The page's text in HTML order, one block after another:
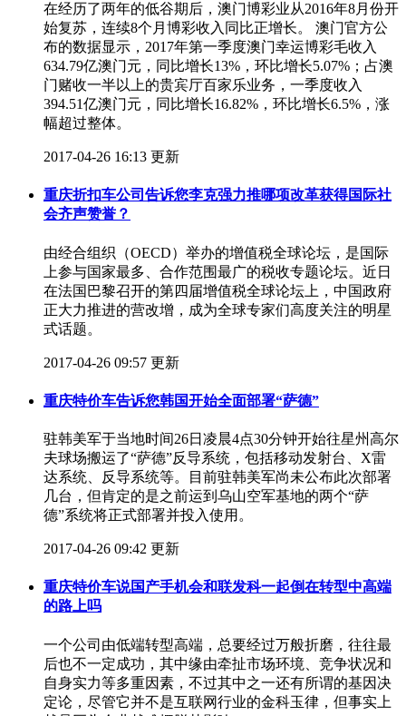
在经历了两年的低谷期后，澳门博彩业从2016年8月份开
始复苏，连续8个月博彩收入同比正增长。 澳门官方公
布的数据显示，2017年第一季度澳门幸运博彩毛收入
634.79亿澳门元，同比增长13%，环比增长5.07%；占澳
门赌收一半以上的贵宾厅百家乐业务，一季度收入
394.51亿澳门元，同比增长16.82%，环比增长6.5%，涨
幅超过整体。
2017-04-26 16:13 更新
重庆折扣车公司告诉您李克强力推哪项改革获得国际社
会齐声赞誉？
​由经合组织（OECD）举办的增值税全球论坛，是国际
上参与国家最多、合作范围最广的税收专题论坛。近日
在法国巴黎召开的第四届增值税全球论坛上，中国政府
正大力推进的营改增，成为全球专家们高度关注的明星
式话题。
2017-04-26 09:57 更新
重庆特价车告诉您韩国开始全面部署“萨德”
​驻韩美军于当地时间26日凌晨4点30分钟开始往星州高尔
夫球场搬运了“萨德”反导系统，包括移动发射台、X雷
达系统、反导系统等。目前驻韩美军尚未公布此次部署
几台，但肯定的是之前运到乌山空军基地的两个“萨
德”系统将正式部署并投入使用。​
2017-04-26 09:42 更新
重庆特价车说国产手机会和联发科一起倒在转型中高端
的路上吗
​一个公司由低端转型高端，总要经过万般折磨，往往最
后也不一定成功，其中缘由牵扯市场环境、竞争状况和
自身实力等多重因素，不过其中之一还有所谓的基因决
定论，尽管它并不是互联网行业的金科玉律，但事实上